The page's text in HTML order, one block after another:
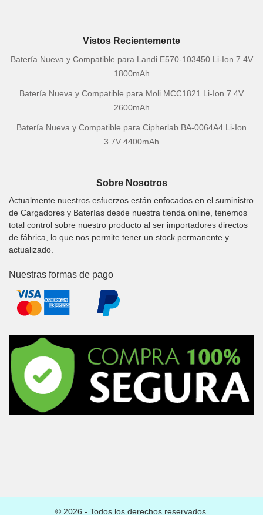
Vistos Recientemente
Batería Nueva y Compatible para Landi E570-103450 Li-Ion 7.4V
1800mAh
Batería Nueva y Compatible para Moli MCC1821 Li-Ion 7.4V
2600mAh
Batería Nueva y Compatible para Cipherlab BA-0064A4 Li-Ion
3.7V 4400mAh
Sobre Nosotros
Actualmente nuestros esfuerzos están enfocados en el suministro
de Cargadores y Baterías desde nuestra tienda online, tenemos
total control sobre nuestro producto al ser importadores directos
de fábrica, lo que nos permite tener un stock permanente y
actualizado.
Nuestras formas de pago
© 2026 - Todos los derechos reservados.